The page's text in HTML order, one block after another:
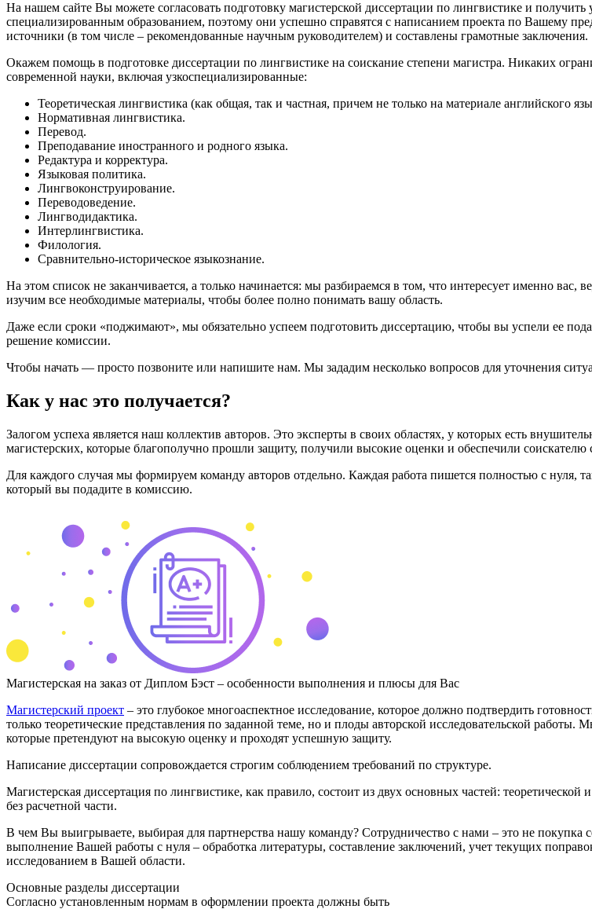
На нашем сайте Вы можете согласовать подготовку магистерской диссертации по лингвистике и
специализированным образованием, поэтому они успешно справятся с написанием проекта по Вашему
источники (в том числе – рекомендованные научным руководителем) и составлены грамотные заключения.
Окажем помощь в подготовке диссертации по лингвистике на соискание степени магистра. Никаких
современной науки, включая узкоспециализированные:
Теоретическая лингвистика (как общая, так и частная, причем не только на материале английского
Нормативная лингвистика.
Перевод.
Преподавание иностранного и родного языка.
Редактура и корректура.
Языковая политика.
Лингвоконструирование.
Переводоведение.
Лингводидактика.
Интерлингвистика.
Филология.
Сравнительно-историческое языкознание.
На этом список не заканчивается, а только начинается: мы разбираемся в том, что интересует именно
изучим все необходимые материалы, чтобы более полно понимать вашу область.
Даже если сроки «поджимают», мы обязательно успеем подготовить диссертацию, чтобы вы успели ее
решение комиссии.
Чтобы начать — просто позвоните или напишите нам. Мы зададим несколько вопросов для уточнения
Как у нас это получается?
Залогом успеха является наш коллектив авторов. Это эксперты в своих областях, у которых есть
магистерских, которые благополучно прошли защиту, получили высокие оценки и обеспечили соискателю
Для каждого случая мы формируем команду авторов отдельно. Каждая работа пишется полностью с нуля,
который вы подадите в комиссию.
Магистерская на заказ от Диплом Бэст – особенности выполнения и плюсы для Вас
Магистерский проект – это глубокое многоаспектное исследование, которое должно подтвердить
только теоретические представления по заданной теме, но и плоды авторской исследовательской
которые претендуют на высокую оценку и проходят успешную защиту.
Написание диссертации сопровождается строгим соблюдением требований по структуре.
Магистерская диссертация по лингвистике, как правило, состоит из двух основных частей:
без расчетной части.
В чем Вы выигрываете, выбирая для партнерства нашу команду? Сотрудничество с нами – это не
выполнение Вашей работы с нуля – обработка литературы, составление заключений, учет текущих
исследованием в Вашей области.
Основные разделы диссертации
Согласно установленным нормам в оформлении проекта должны быть